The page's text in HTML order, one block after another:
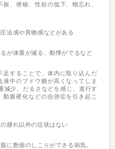
、便秘、性欲の低下、物忘れ、
迫感や異物感などがある
が体重が減る、動悸がでるなど
足することで、体内に取り込んだ
中のブドウ糖が高くなってしま
減少、だるさなどを感じ、進行す
脈硬化などの合併症を引き起こ
腫れ以外の症状はない
に数個のしこりができる病気。